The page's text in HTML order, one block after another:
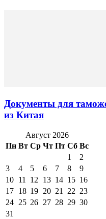
Документы для
из Китая
Август 2026
Пн Вт Ср Чт Пт Сб Вс
1
2
3
4 5 6 7 8
9
10 11 12 13 14 15 16
17 18 19 20 21 22 23
24 25 26 27 28 29 30
31